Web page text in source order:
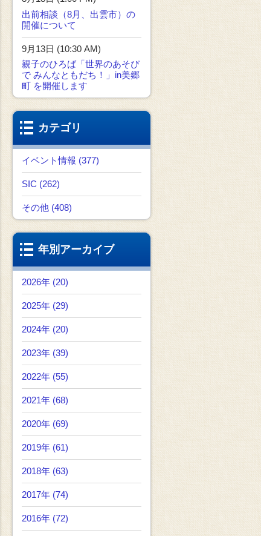
出前相談（8月、出雲市）の
開催について
9月13日 (10:30 AM)
親子のひろば「世界のあそび
で みんなともだち！」in美郷
町 を開催します
カテゴリ
イベント情報 (377)
SIC (262)
その他 (408)
年別アーカイブ
2026年 (20)
2025年 (29)
2024年 (20)
2023年 (39)
2022年 (55)
2021年 (68)
2020年 (69)
2019年 (61)
2018年 (63)
2017年 (74)
2016年 (72)